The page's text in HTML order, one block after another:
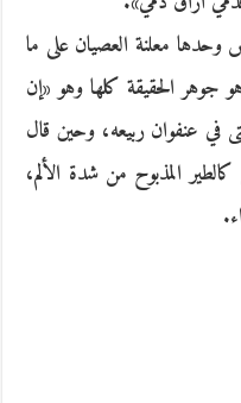
وحدها معلنة العصيان على ما
جوهر الحقيقة كلها وهو «إن
في عنفوان ربيعه، وحين قال
المذبوح من شدة الألم،